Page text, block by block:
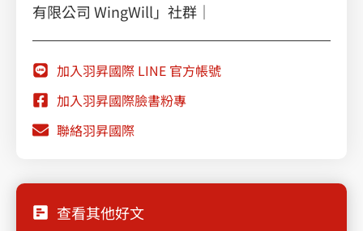
有限公司 WingWill」社群｜
加入羽昇國際 LINE 官方帳號
加入羽昇國際臉書粉專
聯絡羽昇國際
查看其他好文